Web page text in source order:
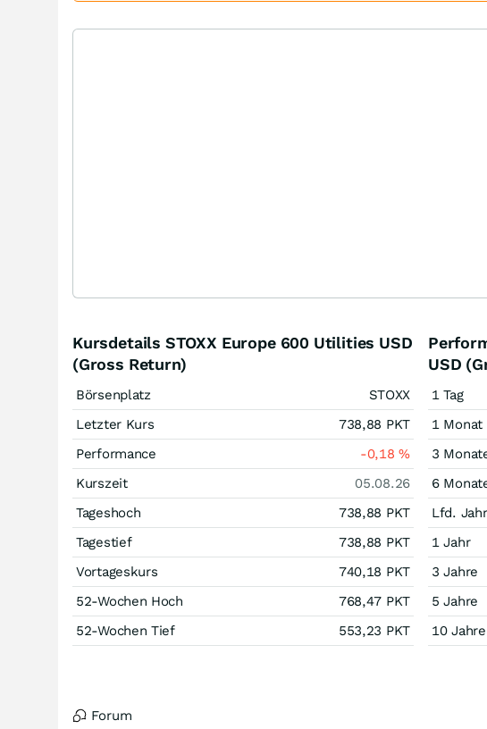
Kursdetails STOXX Europe 600 Utilities USD
(Gross Return)
Börsenplatz
STOXX
Letzter Kurs
738,88 PKT
Performance
-0,18%
Kurszeit
05.08.26
Tageshoch
738,88 PKT
Tagestief
738,88 PKT
Vortageskurs
740,18 PKT
52-Wochen Hoch
768,47 PKT
52-Wochen Tief
553,23 PKT
USD
1 Tag
1 Monat
3
6
Lfd. Jahr
1 Jahr
3 Jahre
5 Jahre
10 Jahre
Forum